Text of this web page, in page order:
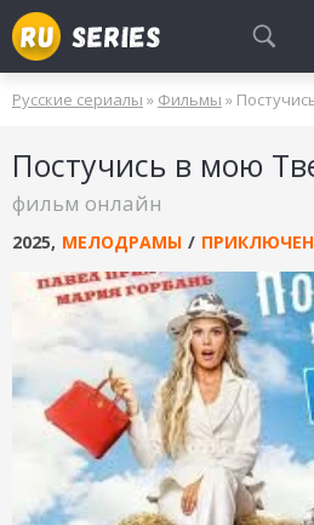
СМОТРЮ
БУДУ СМОТРЕТЬ
УЖЕ СМОТРЕЛ
Русские сериалы » Фильмы »
Постучись в мою
фильм онлайн
2025, МЕЛОДРАМЫ /